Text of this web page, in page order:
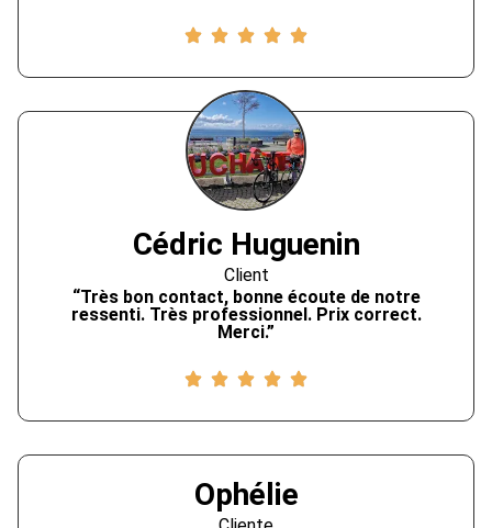
Cédric Huguenin
Client
“Très bon contact, bonne écoute de notre
ressenti. Très professionnel. Prix correct.
Merci.”
Ophélie